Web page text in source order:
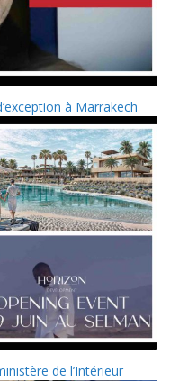
à Marrakech
de l’Intérieur